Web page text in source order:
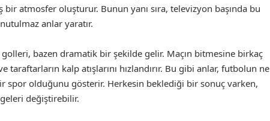
atmosfer oluşturur. Bunun yanı sıra, televizyon başında bu
anlar yaratır.
bazen dramatik bir şekilde gelir. Maçın bitmesine birkaç
taraftarların kalp atışlarını hızlandırır. Bu gibi anlar, futbolun ne
spor olduğunu gösterir. Herkesin beklediği bir sonuç varken,
değiştirebilir.